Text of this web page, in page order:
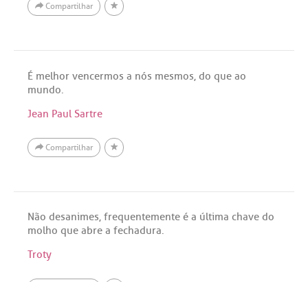
Compartilhar
É melhor vencermos a nós mesmos, do que ao
mundo.
Jean Paul Sartre
Compartilhar
Não desanimes, frequentemente é a última chave do
molho que abre a fechadura.
Troty